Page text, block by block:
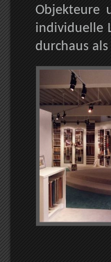
Objekteure
individuelle
durchaus